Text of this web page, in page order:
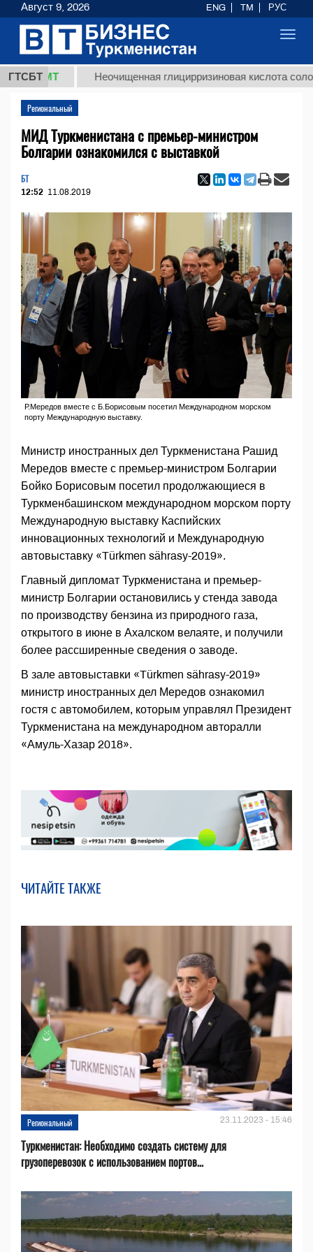
ГТСБТ
ТМТ Неочищенная глицирризиновая кислота
Региональный
МИД Туркменистана с премьер-министром
Болгарии ознакомился с выставкой
БТ
12:52 11.08.2019
Р.Мередов вместе с Б.Борисовым посетил Международном морском
порту Международную выставку.
Министр иностранных дел Туркменистана Рашид
Мередов вместе с премьер-министром Болгарии
Бойко Борисовым посетил продолжающиеся в
Туркменбашинском международном морском порту
Международную выставку Каспийских
инновационных технологий и Международную
автовыставку «Türkmen sährasy-2019».
Главный дипломат Туркменистана и премьер-
министр Болгарии остановились у стенда завода
по производству бензина из природного газа,
открытого в июне в Ахалском велаяте, и получили
более рассширенные сведения о заводе.
В зале автовыставки «Türkmen sährasy-2019»
министр иностранных дел Мередов ознакомил
гостя с автомобилем, которым управлял Президент
Туркменистана на международном авторалли
«Амуль-Хазар 2018».
ЧИТАЙТЕ ТАКЖЕ
Региональный 23.11.2023 - 15:46
Туркменистан: Необходимо создать систему для
грузоперевозок с использованием портов...
Август 9, 2026 ENG TM РУС